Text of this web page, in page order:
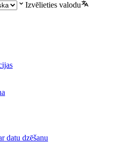
Izvēlieties valodu
datu dzēšanu